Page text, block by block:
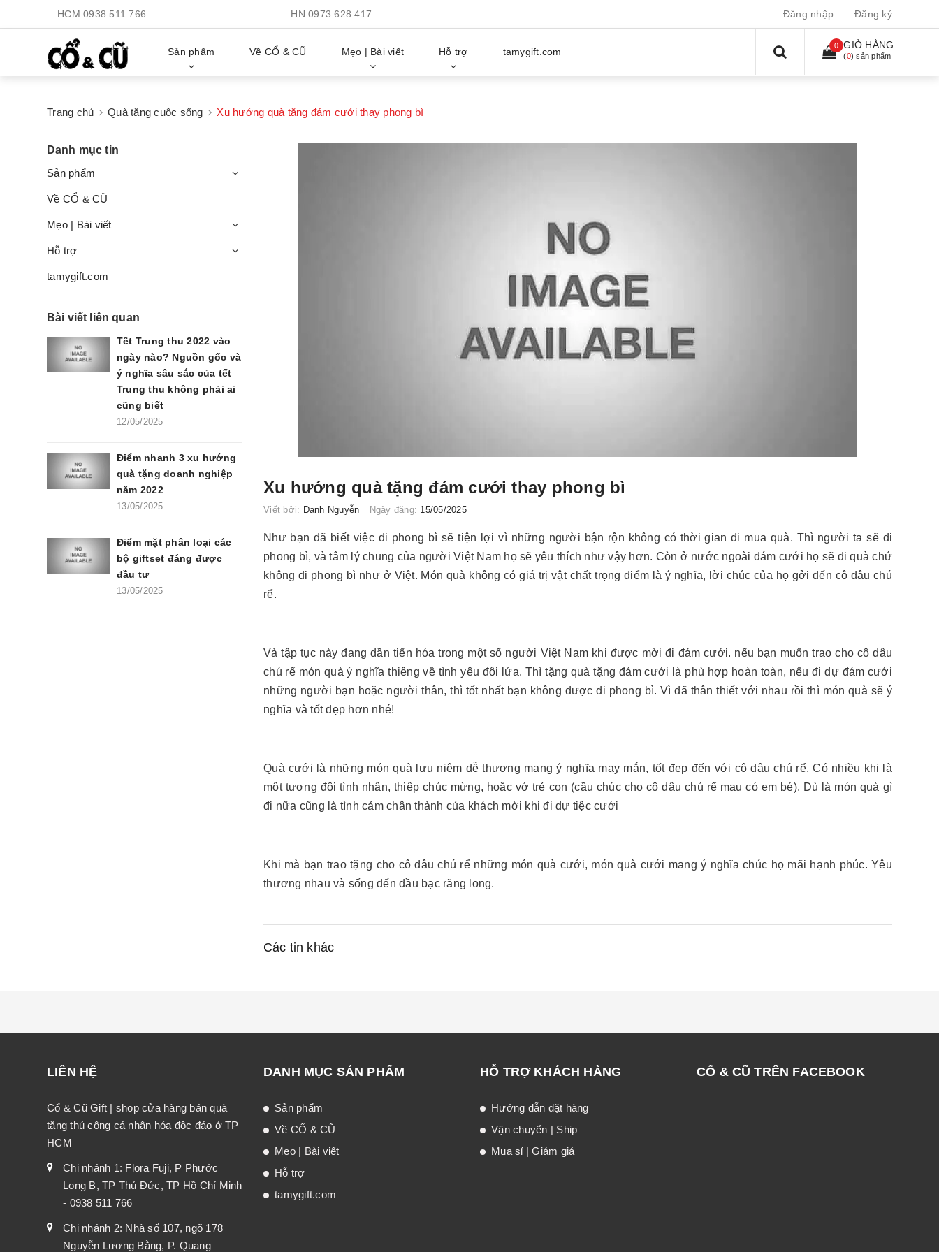
HCM 0938 511 766 HN0973 628 417 Đăng nhập Đăng ký
Sản phẩm Về CỔ & CŨ Mẹo | Bài viết Hỗ trợ tamygift.com
0 GIỎ HÀNG
(0) sản phẩm
Trang chủ Quà tặng cuộc sống Xu hướng quà tặng đám cưới thay phong bì
Xu hướng quà tặng đám cưới thay phong bì
Viết bởi: Danh Nguyễn Ngày đăng: 15/05/2025
Như bạn đã biết việc đi phong bì sẽ tiện lợi vì những người bận rộn không có thời gian đi mua quà. Thì người ta sẽ đi
phong bì, và tâm lý chung của người Việt Nam họ sẽ yêu thích như vậy hơn. Còn ở nước ngoài đám cưới họ sẽ đi quà chứ
không đi phong bì như ở Việt. Món quà không có giá trị vật chất trọng điểm là ý nghĩa, lời chúc của họ gởi đến cô dâu chú
rể.
Và tập tục này đang dần tiến hóa trong một số người Việt Nam khi được mời đi đám cưới. nếu bạn muốn trao cho cô dâu
chú rể món quà ý nghĩa thiêng về tình yêu đôi lứa. Thì tặng quà tặng đám cưới là phù hợp hoàn toàn, nếu đi dự đám cưới
những người bạn hoặc người thân, thì tốt nhất bạn không được đi phong bì. Vì đã thân thiết với nhau rồi thì món quà sẽ ý
nghĩa và tốt đẹp hơn nhé!
Quà cưới là những món quà lưu niệm dễ thương mang ý nghĩa may mắn, tốt đẹp đến với cô dâu chú rể. Có nhiều khi là
một tượng đôi tình nhân, thiệp chúc mừng, hoặc vớ trẻ con (cầu chúc cho cô dâu chú rể mau có em bé). Dù là món quà gì
đi nữa cũng là tình cảm chân thành của khách mời khi đi dự tiệc cưới
Khi mà bạn trao tặng cho cô dâu chú rể những món quà cưới, món quà cưới mang ý nghĩa chúc họ mãi hạnh phúc. Yêu
thương nhau và sống đến đầu bạc răng long.
Các tin khác
Danh mục tin
Sản phẩm
Về CỔ & CŨ
Mẹo | Bài viết
Hỗ trợ
tamygift.com
Bài viết liên quan
Tết Trung thu 2022 vào
ngày nào? Nguồn gốc và
ý nghĩa sâu sắc của tết
Trung thu không phải ai
cũng biết
12/05/2025
Điểm nhanh 3 xu hướng
quà tặng doanh nghiệp
năm 2022
13/05/2025
Điểm mặt phân loại các
bộ giftset đáng được
đầu tư
13/05/2025
LIÊN HỆ
Cổ & Cũ Gift | shop cửa hàng bán quà
tặng thủ công cá nhân hóa độc đáo ở TP
HCM
Chi nhánh 1: Flora Fuji, P Phước
Long B, TP Thủ Đức, TP Hồ Chí Minh
- 0938 511 766
Chi nhánh 2: Nhà số 107, ngõ 178
Nguyễn Lương Bằng, P. Quang
DANH MỤC SẢN PHẨM
Sản phẩm
Về CỔ & CŨ
Mẹo | Bài viết
Hỗ trợ
tamygift.com
HỖ TRỢ KHÁCH HÀNG
Hướng dẫn đặt hàng
Vận chuyển | Ship
Mua sỉ | Giảm giá
CỔ & CŨ TRÊN FACEBOOK